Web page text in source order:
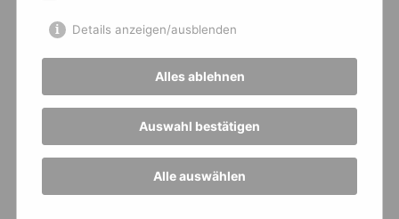
Details anzeigen/ausblenden
Alles ablehnen
Auswahl bestätigen
Alle auswählen